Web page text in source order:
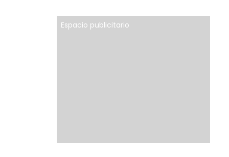
Espacio publicitario